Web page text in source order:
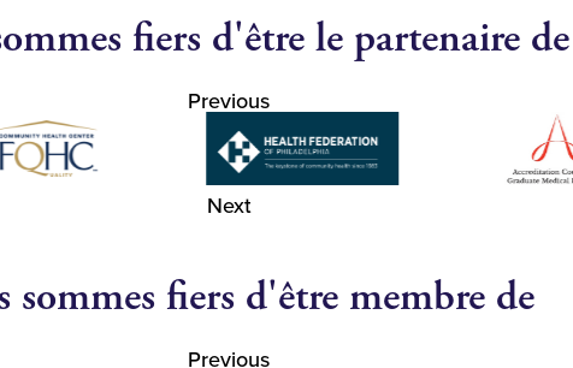
fiers d'être le partenaire de
Previous
Next
sommes fiers d'être membre de
Previous